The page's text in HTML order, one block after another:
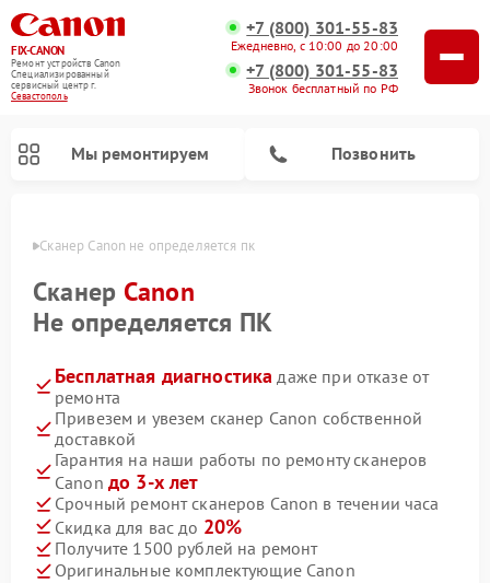
FIX-CANON
Ремонт устройств Canon
Специализированный
cервисный центр г.
Севастополь
+7 (800) 301-55-83
Ежедневно, с 10:00 до 20:00
+7 (800) 301-55-83
Звонок бесплатный по РФ
Мы ремонтируем Позвонить
Сканер Canon не определяется пк
Сканер Canon
Не определяется ПК
Бесплатная диагностика даже при отказе от
ремонта
Привезем и увезем сканер Canon собственной
доставкой
Гарантия на наши работы по ремонту сканеров
Canon до 3-х лет
Срочный ремонт сканеров Canon в течении часа
Скидка для вас до 20%
Получите 1500 рублей на ремонт
Оригинальные комплектующие Canon